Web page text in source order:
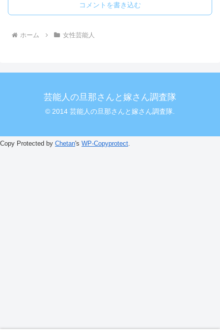
コメントを書き込む
ホーム 女性芸能人
芸能人の旦那さんと嫁さん調査隊
© 2014 芸能人の旦那さんと嫁さん調査隊.
Copy Protected by Chetan's WP-Copyprotect.